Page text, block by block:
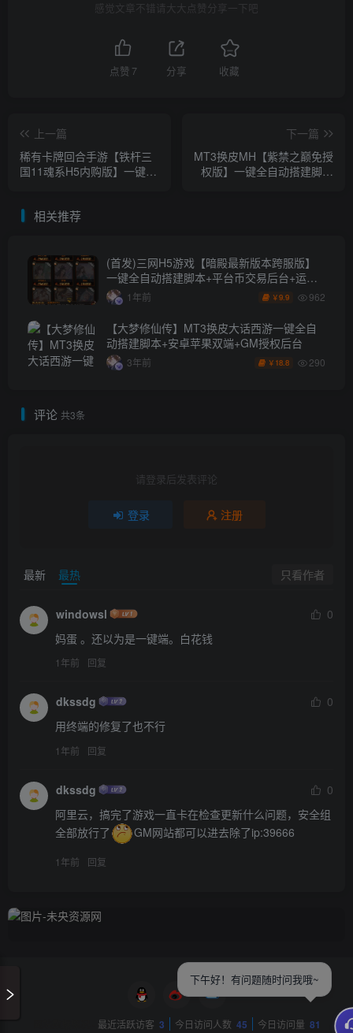
感觉文章不错请大大点赞分享一下吧
点赞 7 分享 收藏
上一篇
稀有卡牌回合手游【铁杆三
国11魂系H5内购版】一键全
资源
下一篇
MT3换皮MH【紫禁之巅免授
权版】一键全自动搭建脚本
相关推荐
(首发)三网H5游戏【暗殿最新版本跨服版】
一键全自动搭建脚本+平台币交易后台+运营
后台+多区跨服+GM分级授权后台
1年前 ￥9.9 962
【大梦修仙传】MT3换皮大话西游一键全自
动搭建脚本+安卓苹果双端+GM授权后台
3年前 ￥ 18.8 290
评论 共3条
请登录后发表评论
登录 注册
最新 最热 只看作者
windowsl
0
妈蛋 。还以为是一键端。白花钱
1年前 回复
dkssdg
0
用终端的修复了也不行
1年前 回复
dkssdg
0
阿里云，搞完了游戏一直卡在检查更新什么问题，安全组
全部放行了
GM网站都可以进去除了ip:39666
1年前 回复
最近活跃访客 3 今日访问人数 45 今日访问量 81
下午好！有问题随时问我哦~